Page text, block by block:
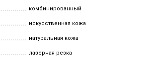
комбинированный
искусственная кожа
натуральная кожа
лазерная резка